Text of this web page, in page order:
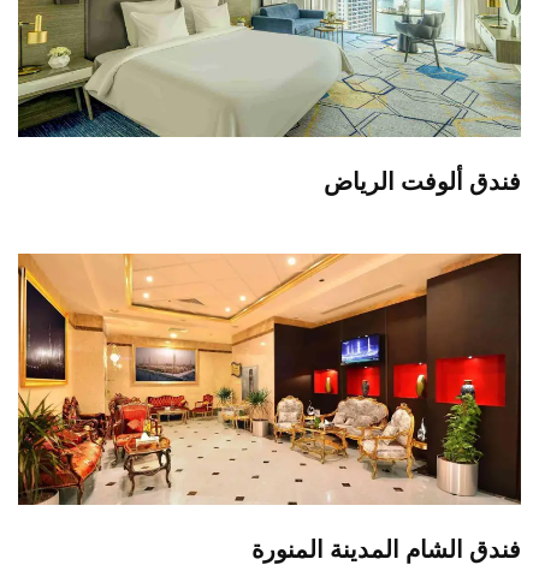
فندق ألوفت الرياض
فندق الشام المدينة المنورة